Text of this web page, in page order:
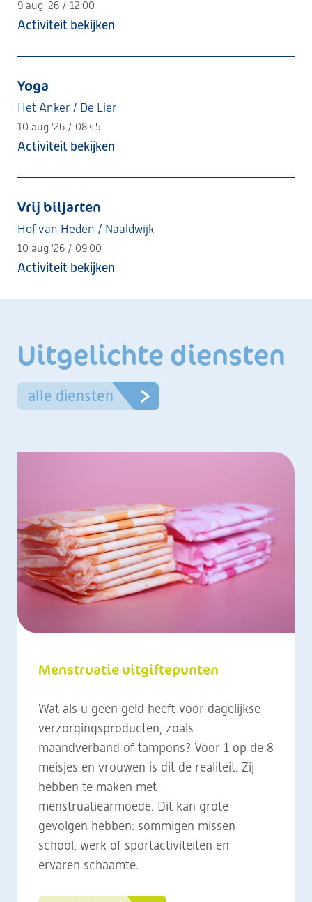
9 aug '26 / 12:00
Activiteit bekijken
Yoga
Het Anker / De Lier
10 aug '26 / 08:45
Activiteit bekijken
Vrij biljarten
Hof van Heden / Naaldwijk
10 aug '26 / 09:00
Activiteit bekijken
Uitgelichte diensten
alle diensten
Menstruatie uitgiftepunten
Wat als u geen geld heeft voor dagelijkse
verzorgingsproducten, zoals
maandverband of tampons? Voor 1 op de 8
meisjes en vrouwen is dit de realiteit. Zij
hebben te maken met
menstruatiearmoede. Dit kan grote
gevolgen hebben: sommigen missen
school, werk of sportactiviteiten en
ervaren schaamte.